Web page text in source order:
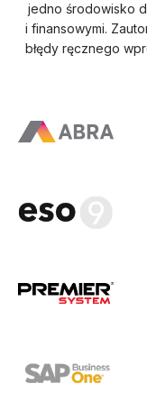
powiązanie z
i zleceniach
eksport
jedno środowisko
i finansowymi.
błędy ręcznego